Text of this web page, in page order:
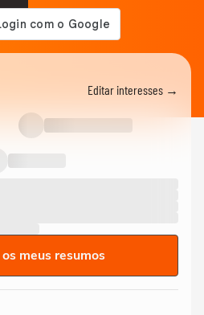
Editar interesses →
meus resumos